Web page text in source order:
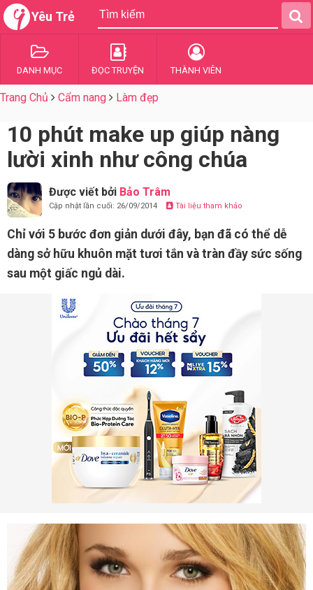
Yêu Trẻ
DANH MỤC ĐỌC TRUYỆN THÀNH VIÊN
Trang Chủ Cẩm nang Làm đẹp
10 phút make up giúp nàng
lười xinh như công chúa
Được viết bởi Bảo Trâm
Cập nhật lần cuối: 26/09/2014 Tài liệu tham khảo
Chỉ với 5 bước đơn giản dưới đây, bạn đã có thể dễ
dàng sở hữu khuôn mặt tươi tắn và tràn đầy sức sống
sau một giấc ngủ dài.